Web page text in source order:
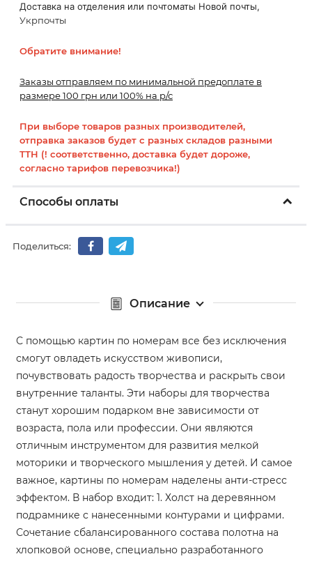
Доставка на отделения или почтоматы Новой почты,
Укрпочты
Обратите внимание!
Заказы отправляем по минимальной предоплате в
размере 100 грн или 100% на р/с
При выборе товаров разных производителей,
отправка заказов будет с разных складов разными
ТТН (! соответственно, доставка будет дороже,
согласно тарифов перевозчика!)
Способы оплаты
Поделиться:
Описание
С помощью картин по номерам все без исключения
смогут овладеть искусством живописи,
почувствовать радость творчества и раскрыть свои
внутренние таланты. Эти наборы для творчества
станут хорошим подарком вне зависимости от
возраста, пола или профессии. Они являются
отличным инструментом для развития мелкой
моторики и творческого мышления у детей. И самое
важное, картины по номерам наделены анти-стресс
эффектом. В набор входит: 1. Холст на деревянном
подрамнике с нанесенными контурами и цифрами.
Сочетание сбалансированного состава полотна на
хлопковой основе, специально разработанного